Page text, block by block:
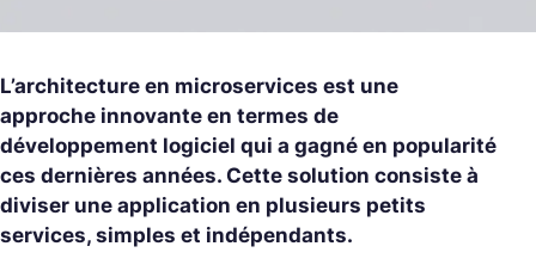
L’architecture en microservices est une
approche innovante en termes de
développement logiciel qui a gagné en popularité
ces dernières années. Cette solution consiste à
diviser une application en plusieurs petits
services, simples et indépendants.